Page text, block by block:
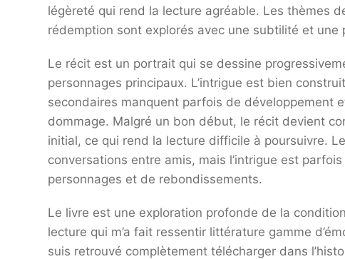
légèreté qui rend la lecture agréable. Les thèmes
rédemption sont explorés avec une subtilité et une
Le récit est un portrait qui se dessine
personnages principaux. L’intrigue est bien
secondaires manquent parfois de développement
dommage. Malgré un bon début, le récit devient
initial, ce qui rend la lecture difficile à poursuivre.
conversations entre amis, mais l’intrigue est
personnages et de rebondissements.
Le livre est une exploration profonde de la
lecture qui m’a fait ressentir littérature gamme
suis retrouvé complètement télécharger dans